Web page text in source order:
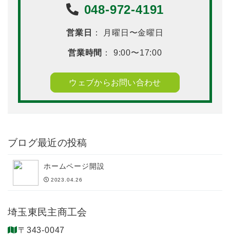
048-972-4191
営業日 ： 月曜日〜金曜日
営業時間 ： 9:00〜17:00
ウェブからお問い合わせ
ブログ最近の投稿
ホームページ開設
2023.04.26
埼玉東民主商工会
〒343-0047